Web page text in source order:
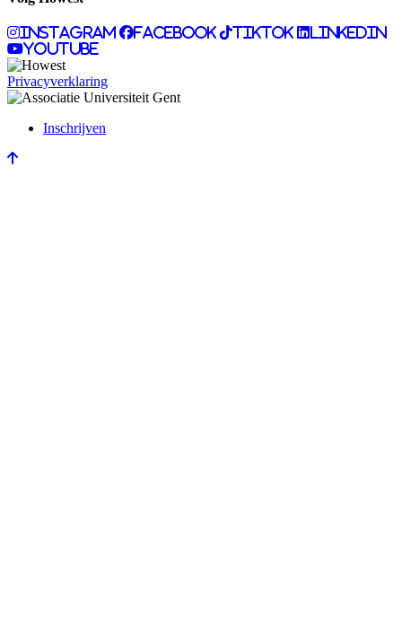
Instagram Facebook Tiktok
LinkedIn
Youtube
Privacyverklaring
Extra
Inschrijven